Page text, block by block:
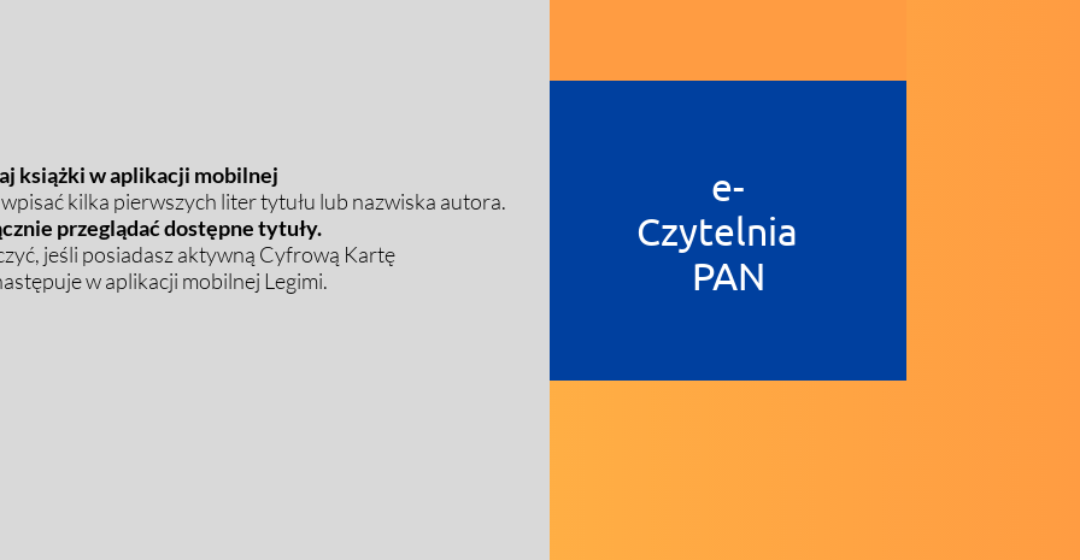
książki w aplikacji mobilnej
kilka pierwszych liter tytułu lub nazwiska autora.
przeglądać dostępne tytuły.
jeśli posiadasz aktywną Cyfrową Kartę
w aplikacji mobilnej Legimi.
e-
Czytelnia
PAN